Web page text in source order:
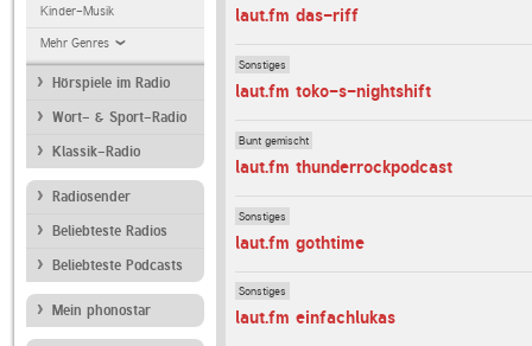
Kinder-Musik
Mehr Genres
Hörspiele im Radio
Wort- & Sport-Radio
Klassik-Radio
Radiosender
Beliebteste Radios
Beliebteste Podcasts
Mein phonostar
laut.fm das-riff
Sonstiges
laut.fm toko-s-nightshift
Bunt gemischt
laut.fm thunderrockpodcast
Sonstiges
laut.fm gothtime
Sonstiges
laut.fm einfachlukas